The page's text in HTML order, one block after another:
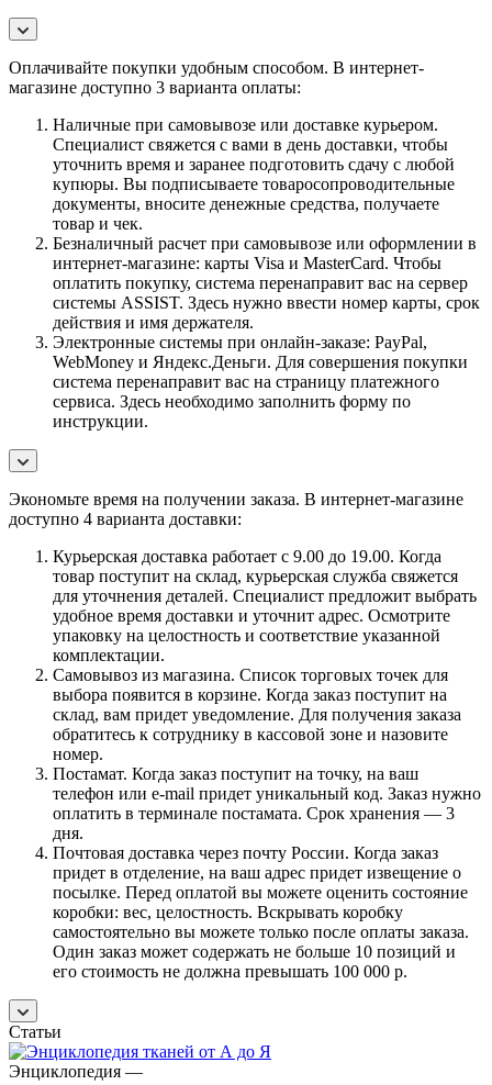
Оплачивайте покупки удобным способом. В интернет-
магазине доступно 3 варианта оплаты:
Наличные при самовывозе или доставке курьером.
Специалист свяжется с вами в день доставки, чтобы
уточнить время и заранее подготовить сдачу с любой
купюры. Вы подписываете товаросопроводительные
документы, вносите денежные средства, получаете
товар и чек.
Безналичный расчет при самовывозе или оформлении в
интернет-магазине: карты Visa и MasterCard. Чтобы
оплатить покупку, система перенаправит вас на сервер
системы ASSIST. Здесь нужно ввести номер карты, срок
действия и имя держателя.
Электронные системы при онлайн-заказе: PayPal,
WebMoney и Яндекс.Деньги. Для совершения покупки
система перенаправит вас на страницу платежного
сервиса. Здесь необходимо заполнить форму по
инструкции.
Экономьте время на получении заказа. В интернет-магазине
доступно 4 варианта доставки:
Курьерская доставка работает с 9.00 до 19.00. Когда
товар поступит на склад, курьерская служба свяжется
для уточнения деталей. Специалист предложит выбрать
удобное время доставки и уточнит адрес. Осмотрите
упаковку на целостность и соответствие указанной
комплектации.
Самовывоз из магазина. Список торговых точек для
выбора появится в корзине. Когда заказ поступит на
склад, вам придет уведомление. Для получения заказа
обратитесь к сотруднику в кассовой зоне и назовите
номер.
Постамат. Когда заказ поступит на точку, на ваш
телефон или e-mail придет уникальный код. Заказ нужно
оплатить в терминале постамата. Срок хранения — 3
дня.
Почтовая доставка через почту России. Когда заказ
придет в отделение, на ваш адрес придет извещение о
посылке. Перед оплатой вы можете оценить состояние
коробки: вес, целостность. Вскрывать коробку
самостоятельно вы можете только после оплаты заказа.
Один заказ может содержать не больше 10 позиций и
его стоимость не должна превышать 100 000 р.
Статьи
Энциклопедия —